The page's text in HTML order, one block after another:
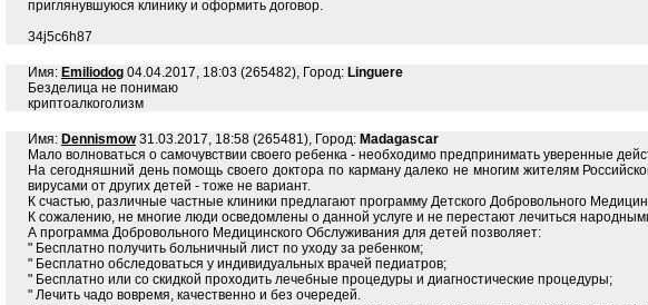
приглянувшуюся клинику и оформить договор.
34j5c6h87
Имя: Emiliodog 04.04.2017, 18:03 (265482), Город: Linguere
Безделица не понимаю
криптоалкоголизм
Имя: Dennismow31.03.2017, 18:58 (265481), Город: Madagascar
Мало волноваться о самочувствии своего ребенка - необходимо предпринимать уверенные
На сегодняшний день помощь своего доктора по карману далеко не многим жителям
вирусами от других детей - тоже не вариант.
К счастью, различные частные клиники предлагают программу Детского Добровольного
К сожалению, не многие люди осведомлены о данной услуге и не перестают лечиться
А программа Добровольного Медицинского Обслуживания для детей позволяет:
" Бесплатно получить больничный лист по уходу за ребенком;
" Бесплатно обследоваться у индивидуальных врачей педиатров;
" Бесплатно или со скидкой проходить лечебные процедуры и диагностические процедуры;
" Лечить чадо вовремя, качественно и без очередей.